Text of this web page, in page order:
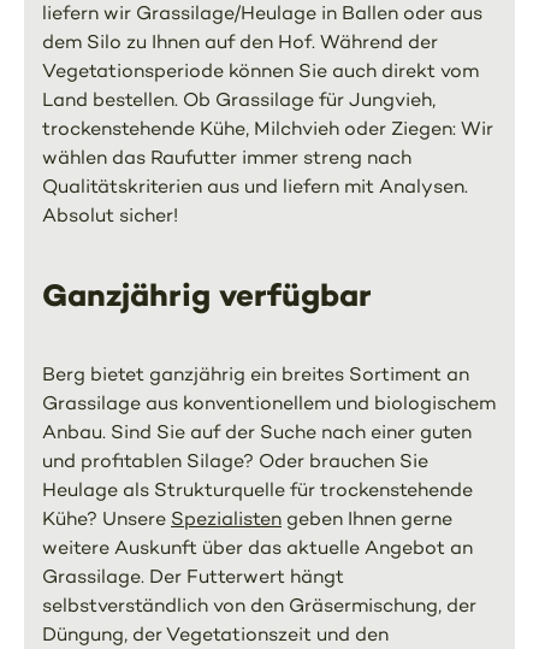
liefern wir Grassilage/Heulage in Ballen oder aus
dem Silo zu Ihnen auf den Hof. Während der
Vegetationsperiode können Sie auch direkt vom
Land bestellen. Ob Grassilage für Jungvieh,
trockenstehende Kühe, Milchvieh oder Ziegen: Wir
wählen das Raufutter immer streng nach
Qualitätskriterien aus und liefern mit Analysen.
Absolut sicher!
Ganzjährig verfügbar
Berg bietet ganzjährig ein breites Sortiment an
Grassilage aus konventionellem und biologischem
Anbau. Sind Sie auf der Suche nach einer guten
und profitablen Silage? Oder brauchen Sie
Heulage als Strukturquelle für trockenstehende
Kühe? Unsere Spezialisten geben Ihnen gerne
weitere Auskunft über das aktuelle Angebot an
Grassilage. Der Futterwert hängt
selbstverständlich von den Gräsermischung, der
Düngung, der Vegetationszeit und den